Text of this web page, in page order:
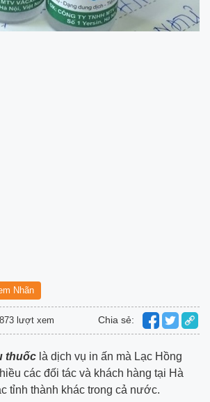
Nhãn
lượt xem Chia sẻ:
thuốc là dịch vụ in ấn mà Lạc Hồng
các đối tác và khách hàng tại Hà
tỉnh thành khác trong cả nước.